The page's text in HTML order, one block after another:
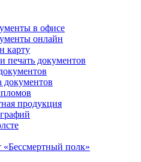
в офисе
онлайн
карту
печать документов
продукция
«Бессмертный полк»